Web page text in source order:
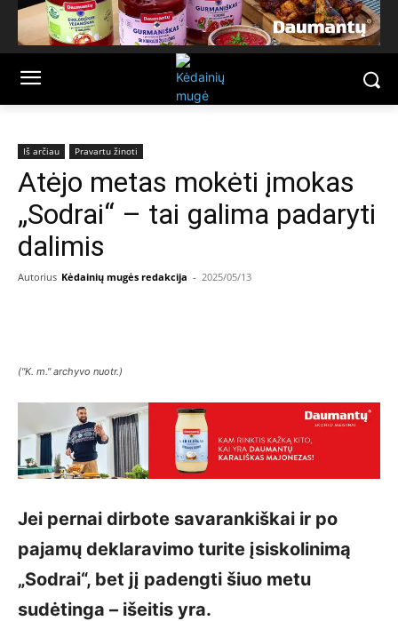
Iš arčiau Pravartu žinoti
Atėjo metas mokėti įmokas
„Sodrai“ – tai galima padaryti
dalimis
Autorius Kėdainių mugės redakcija - 2025/05/13
("K. m." archyvo nuotr.)
Jei pernai dirbote savarankiškai ir po
pajamų deklaravimo turite įsiskolinimą
„Sodrai“, bet jį padengti šiuo metu
sudėtinga – išeitis yra.